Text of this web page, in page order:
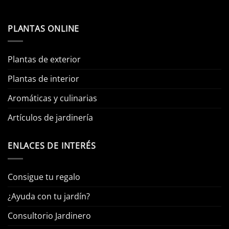
PLANTAS ONLINE
Plantas de exterior
Plantas de interior
Aromáticas y culinarias
Artículos de jardinería
ENLACES DE INTERÉS
Consigue tu regalo
¿Ayuda con tu jardín?
Consultorio Jardinero